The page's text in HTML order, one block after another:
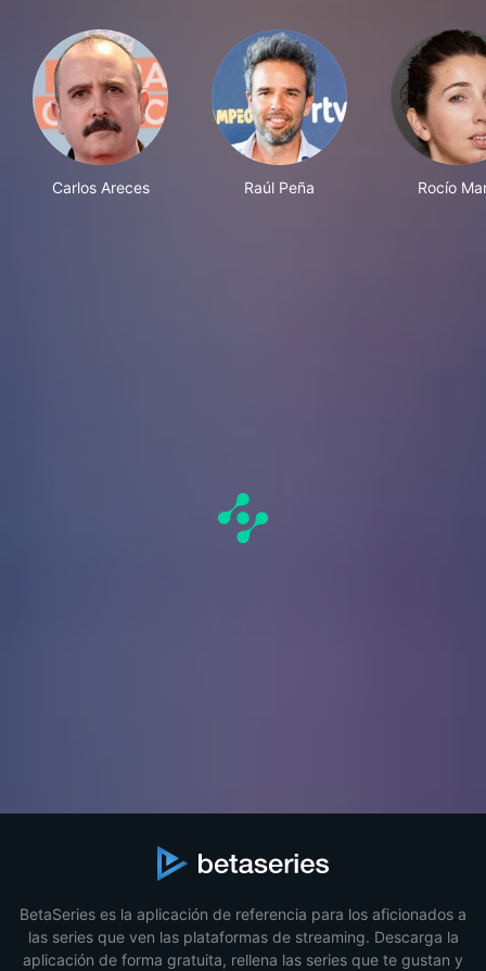
Carlos Areces Raúl Peña Rocío
BetaSeries es la aplicación de referencia para los aficionados a
las series que ven las plataformas de streaming. Descarga la
aplicación de forma gratuita, rellena las series que te gustan y